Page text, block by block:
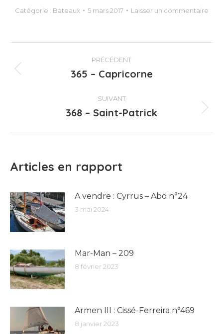
Catégorie : Bateaux 5 mars 2017 Laisser un commentaire
Navigation
article
PRÉCÉDENT
Article
:
365 – Capricorne
SUIVANT
Article
368 – Saint-Patrick
Articles en rapport
A vendre : Cyrrus – Abö n°24
3 mai 2024
Mar-Man – 209
8 février 2023
Armen III : Cissé-Ferreira n°469
8 janvier 2023